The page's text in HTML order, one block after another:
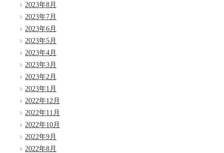
2023年8月
2023年7月
2023年6月
2023年5月
2023年4月
2023年3月
2023年2月
2023年1月
2022年12月
2022年11月
2022年10月
2022年9月
2022年8月